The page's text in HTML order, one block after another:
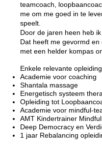
teamcoach,
me om me goed in te
speelt.
Door de jaren heen heb
Dat heeft me gevormd
met een helder kompas
Enkele relevante
Academie voor coaching
Shantala massage
Energetisch systeem
Opleiding tot
Academie voor mindful-
AMT Kindertrainer
Deep Democracy en
1 jaar Rebalancing